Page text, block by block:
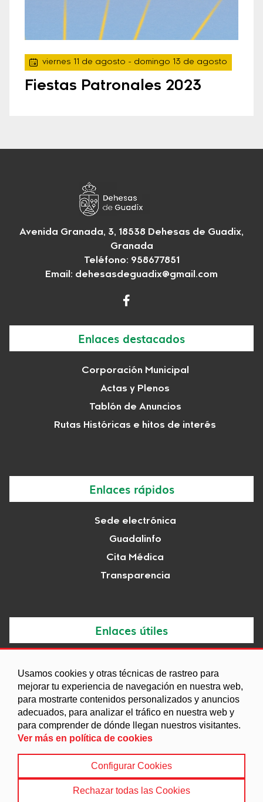
Usamos cookies y otras técnicas de rastreo para
mejorar tu experiencia de navegación en nuestra web,
para mostrarte contenidos personalizados y anuncios
adecuados, para analizar el tráfico en nuestra web y
para comprender de dónde llegan nuestros visitantes.
Ver más en política de cookies
Configurar Cookies
Rechazar todas las Cookies
viernes 11 de agosto - domingo 13 de agosto
Fiestas Patronales 2023
Avenida Granada, 3, 18538 Dehesas de Guadix,
Granada
Teléfono: 958677851
Email: dehesasdeguadix@gmail.com
Enlaces destacados
Corporación Municipal
Actas y Plenos
Tablón de Anuncios
Rutas Históricas e hitos de interés
Enlaces rápidos
Sede electrónica
Guadalinfo
Cita Médica
Transparencia
Enlaces útiles
Agenda
Ordenanzas
Entidades y asociaciones
© 2022 Ayuntamiento de Dehesas de Guadix
Política de Cookies